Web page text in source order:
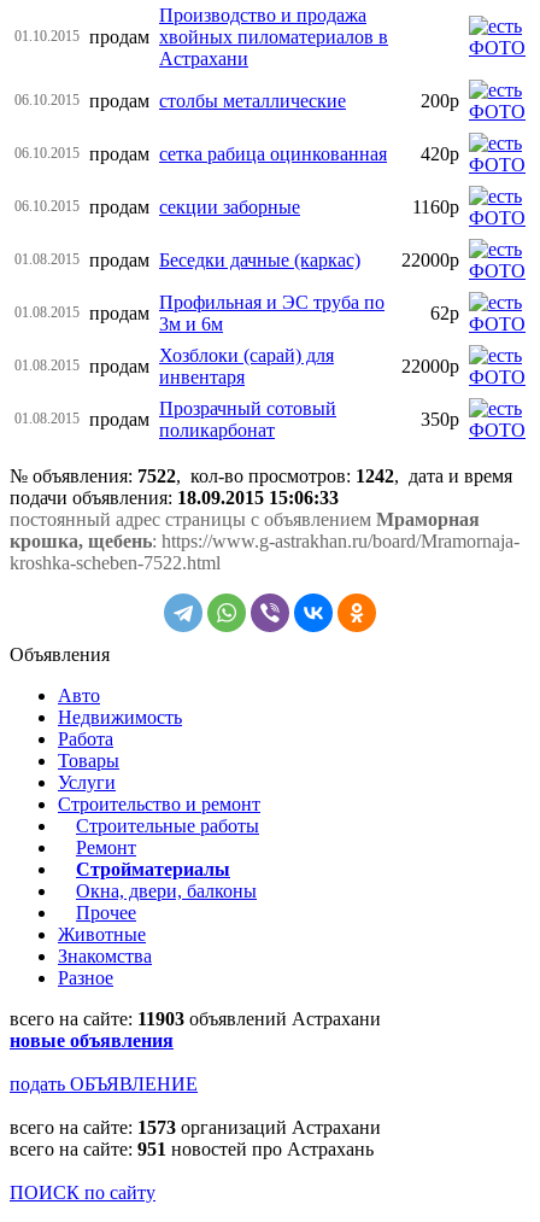
01.10.2015 продам
Производство и продажа
хвойных пиломатериалов в
Астрахани
06.10.2015 продам столбы металлические 200р
06.10.2015 продам сетка рабица оцинкованная 420р
06.10.2015 продам секции заборные 1160р
01.08.2015 продам Беседки дачные (каркас) 22000р
01.08.2015 продам
Профильная и ЭС труба по
3м и 6м
62р
01.08.2015 продам
Хозблоки (сарай) для
инвентаря
22000р
01.08.2015 продам
Прозрачный сотовый
поликарбонат
350р
№ объявления: 7522, кол-во просмотров: 1242, дата и время
подачи объявления: 18.09.2015 15:06:33
постоянный адрес страницы с объявлением Мраморная
крошка, щебень: https://www.g-astrakhan.ru/board/Mramornaja-
kroshka-scheben-7522.html
Объявления
Авто
Недвижимость
Работа
Товары
Услуги
Строительство и ремонт
Строительные работы
Ремонт
Стройматериалы
Окна, двери, балконы
Прочее
Животные
Знакомства
Разное
всего на сайте: 11903 объявлений Астрахани
новые объявления
подать ОБЪЯВЛЕНИЕ
всего на сайте: 1573 организаций Астрахани
всего на сайте: 951 новостей про Астрахань
ПОИСК по сайту